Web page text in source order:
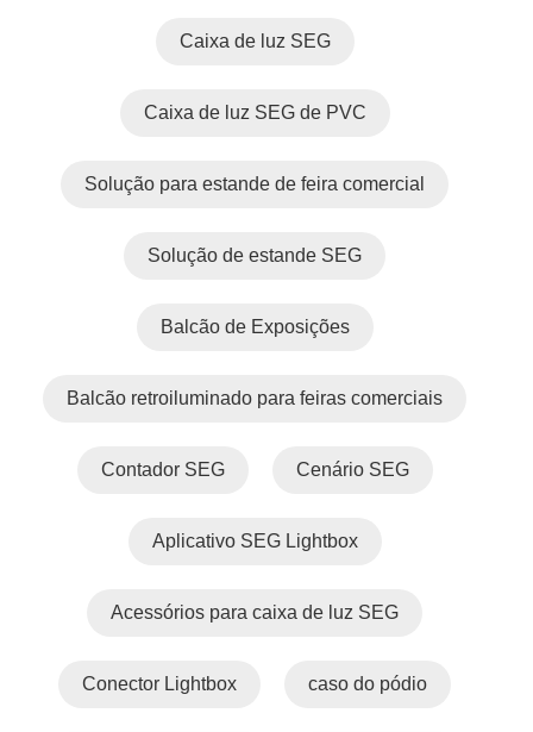
Caixa de luz SEG
Caixa de luz SEG de PVC
Solução para estande de feira comercial
Solução de estande SEG
Balcão de Exposições
Balcão retroiluminado para feiras comerciais
Contador SEG Cenário SEG
Aplicativo SEG Lightbox
Acessórios para caixa de luz SEG
Conector Lightbox caso do pódio